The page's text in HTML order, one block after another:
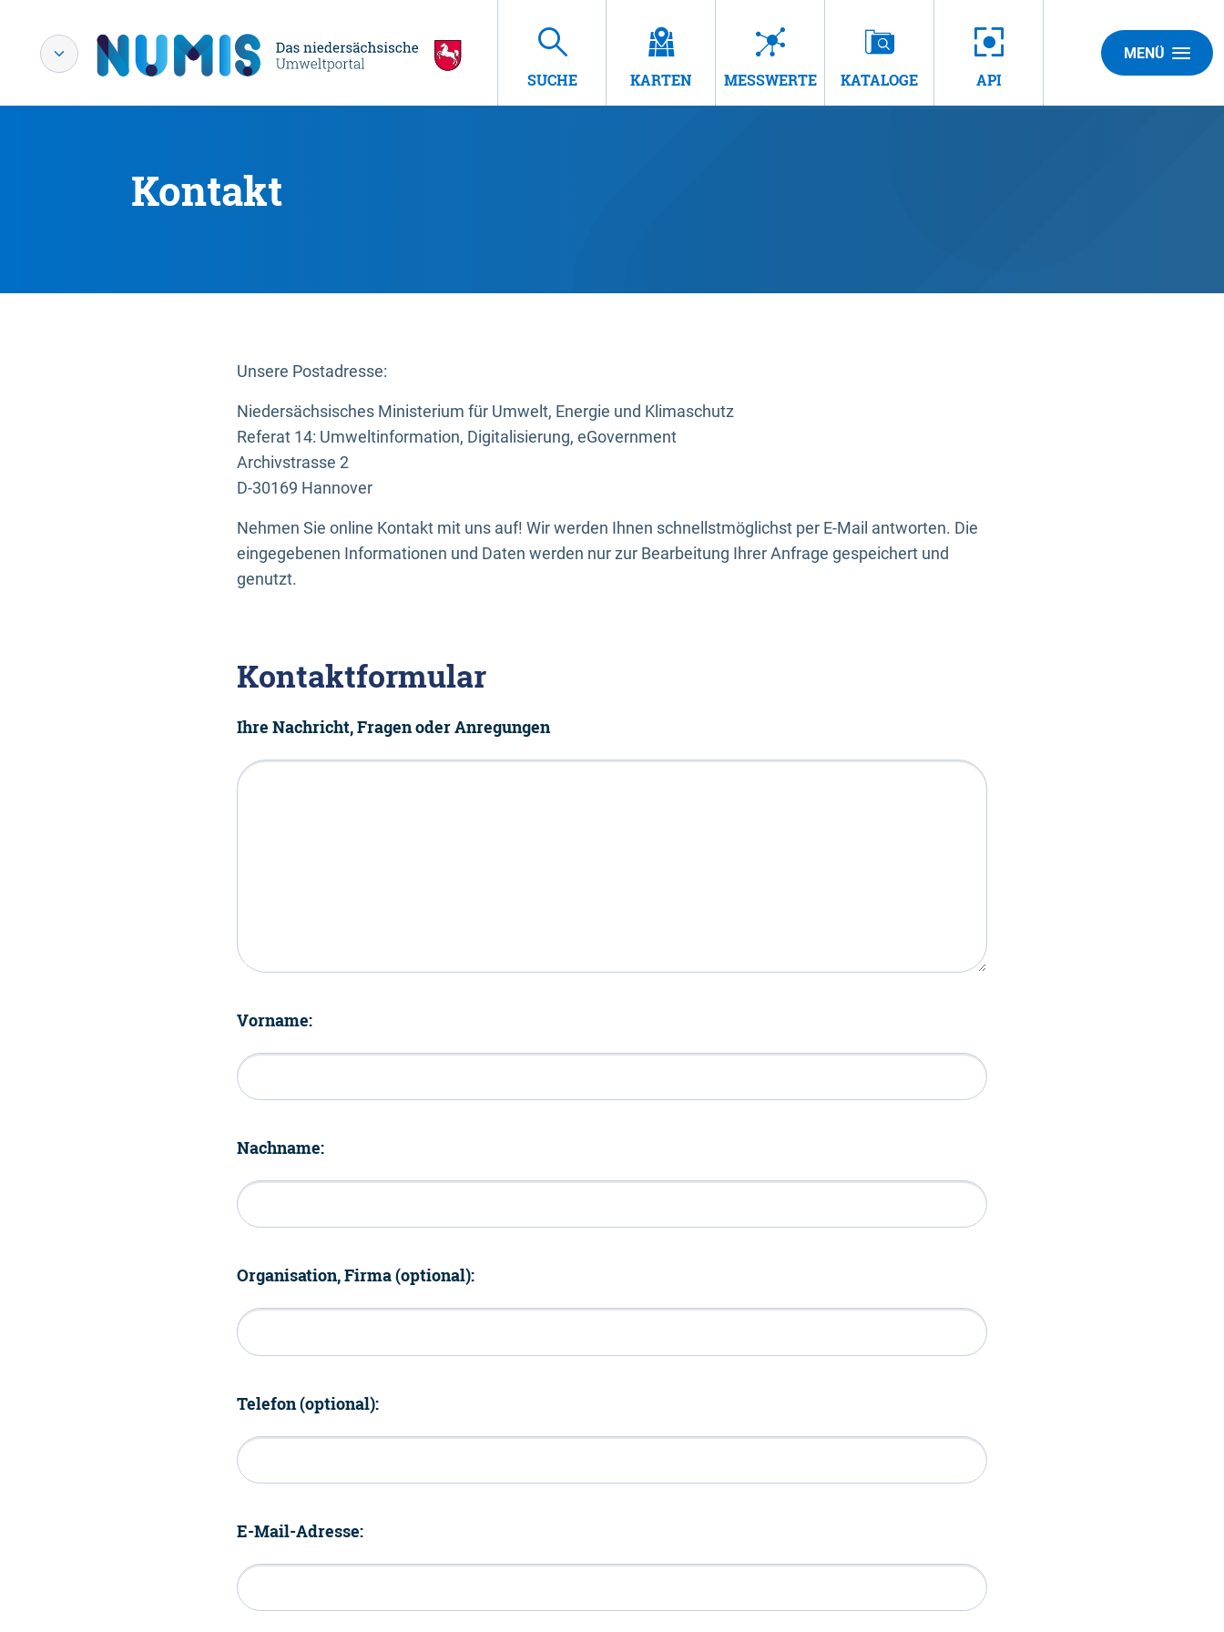
SUCHE KARTEN MESSWERTE KATALOGE API
MENÜ
Kontakt
Unsere Postadresse:
Niedersächsisches Ministerium für Umwelt, Energie und Klimaschutz
Referat 14: Umweltinformation, Digitalisierung, eGovernment
Archivstrasse 2
D-30169 Hannover
Nehmen Sie online Kontakt mit uns auf! Wir werden Ihnen schnellstmöglichst per E-Mail antworten. Die
eingegebenen Informationen und Daten werden nur zur Bearbeitung Ihrer Anfrage gespeichert und
genutzt.
Kontaktformular
Ihre Nachricht, Fragen oder Anregungen
Vorname:
Nachname:
Organisation, Firma (optional):
Telefon (optional):
E-Mail-Adresse: